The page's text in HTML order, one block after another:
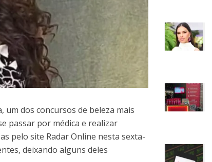
dos concursos de beleza mais
passar por médica e realizar
pelo site Radar Online nesta sexta-
deixando alguns deles